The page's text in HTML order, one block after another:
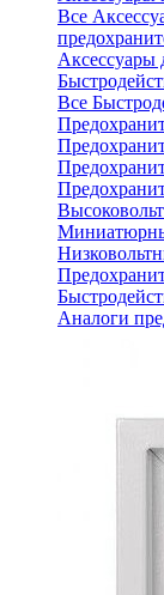
Все
Аксессуары
Все
Аналоги